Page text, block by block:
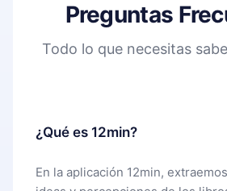
Preguntas
Todo lo que necesitas
¿Qué es 12min?
En la aplicación 12min,